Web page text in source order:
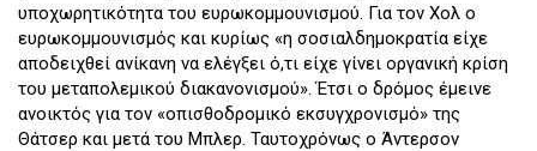
υποχωρητικότητα του ευρωκομμουνισμού. Για τον Χολ ο
ευρωκομμουνισμός και κυρίως «η σοσιαλδημοκρατία είχε
αποδειχθεί ανίκανη να ελέγξει ό,τι είχε γίνει οργανική κρίση
του μεταπολεμικού διακανονισμού». Έτσι ο δρόμος έμεινε
ανοικτός για τον «οπισθοδρομικό εκσυγχρονισμό» της
Θάτσερ και μετά του Μπλερ. Ταυτοχρόνως ο Άντερσον